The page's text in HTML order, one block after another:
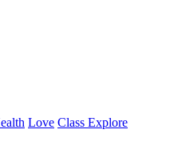
Love Class Explore